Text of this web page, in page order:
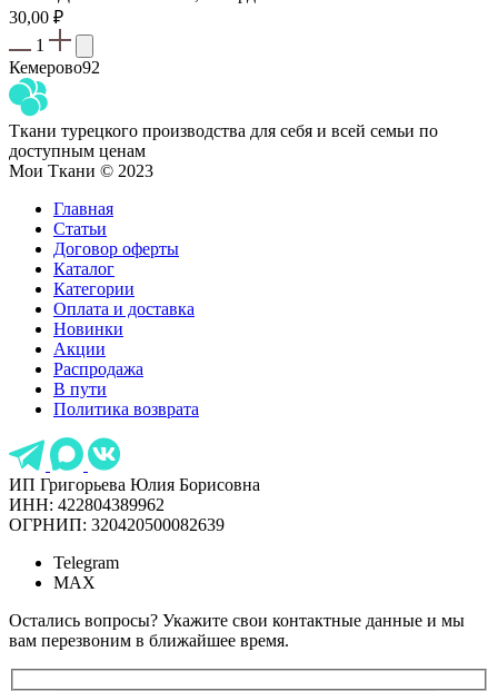
30,00 ₽
1
Кемерово92
Ткани турецкого производства для себя и всей семьи по
доступным ценам
Мои Ткани © 2023
Главная
Статьи
Договор оферты
Каталог
Категории
Оплата и доставка
Новинки
Акции
Распродажа
В пути
Политика возврата
ИП Григорьева Юлия Борисовна
ИНН: 422804389962
ОГРНИП: 320420500082639
Telegram
MAX
Остались вопросы? Укажите свои контактные данные и мы
вам перезвоним в ближайшее время.